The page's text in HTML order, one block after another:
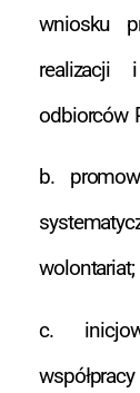
wniosku
realizacji
odbiorców
b.
wolontariat;
c.